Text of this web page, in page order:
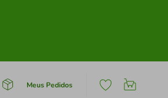
Meus Pedidos